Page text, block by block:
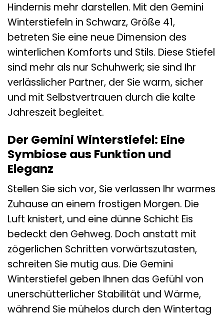
Hindernis mehr darstellen. Mit den Gemini
Winterstiefeln in Schwarz, Größe 41,
betreten Sie eine neue Dimension des
winterlichen Komforts und Stils. Diese Stiefel
sind mehr als nur Schuhwerk; sie sind Ihr
verlässlicher Partner, der Sie warm, sicher
und mit Selbstvertrauen durch die kalte
Jahreszeit begleitet.
Der Gemini Winterstiefel: Eine
Symbiose aus Funktion und
Eleganz
Stellen Sie sich vor, Sie verlassen Ihr warmes
Zuhause an einem frostigen Morgen. Die
Luft knistert, und eine dünne Schicht Eis
bedeckt den Gehweg. Doch anstatt mit
zögerlichen Schritten vorwärtszutasten,
schreiten Sie mutig aus. Die Gemini
Winterstiefel geben Ihnen das Gefühl von
unerschütterlicher Stabilität und Wärme,
während Sie mühelos durch den Wintertag